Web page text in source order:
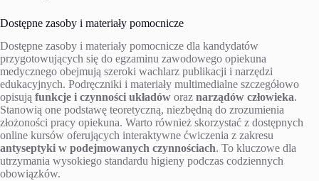
Dostępne zasoby i materiały pomocnicze
Dostępne zasoby i materiały pomocnicze dla kandydatów
przygotowujących się do egzaminu zawodowego opiekuna
medycznego obejmują szeroki wachlarz publikacji i narzędzi
edukacyjnych. Podręczniki i materiały multimedialne szczegółowo
opisują funkcje i czynności układów oraz narządów człowieka.
Stanowią one podstawę teoretyczną, niezbędną do zrozumienia
złożoności pracy opiekuna. Warto również skorzystać z dostępnych
online kursów oferujących interaktywne ćwiczenia z zakresu
antyseptyki w podejmowanych czynnościach. To kluczowe dla
utrzymania wysokiego standardu higieny podczas codziennych
obowiązków.